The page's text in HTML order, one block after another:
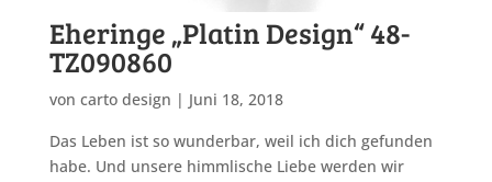
Eheringe „Platin Design“ 48-
TZ090860
von carto design | Juni 18, 2018
Das Leben ist so wunderbar, weil ich dich gefunden
habe. Und unsere himmlische Liebe werden wir